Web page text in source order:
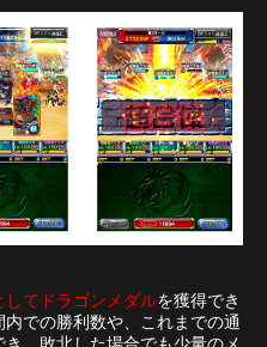
してドラゴンメダルを獲得でき
での勝利数や、これまでの通